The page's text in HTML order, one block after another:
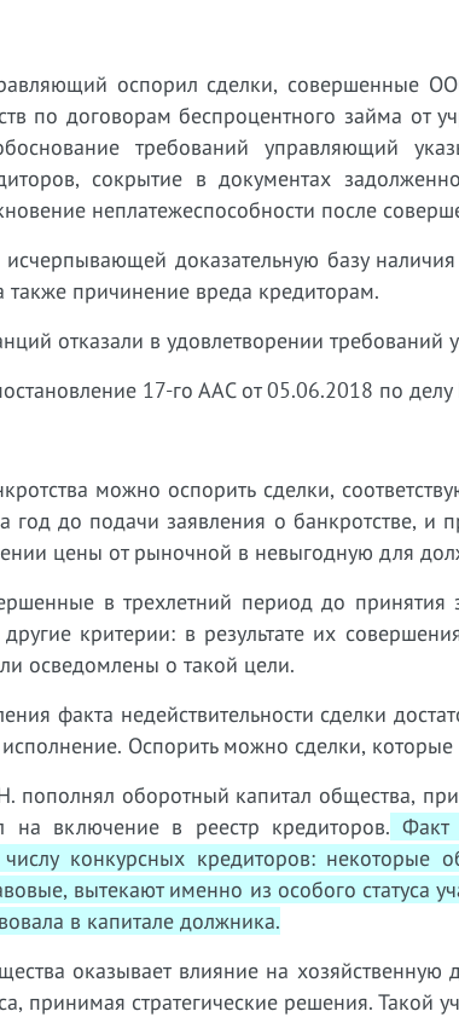
оспорил сделки, совершенные
по договорам беспроцентного займа от
требований управляющий
сокрытие в документах
неплатежеспособности после
доказательную базу
также причинение вреда кредиторам.
отказали в удовлетворении
17-го ААС от 05.06.2018 по
можно оспорить сделки,
год до подачи заявления о банкротстве, и
цены от рыночной в невыгодную для
в трехлетний период до принятия
критерии: в результате их
осведомлены о такой цели.
факта недействительности сделки
Оспорить можно сделки,
пополнял оборотный капитал общества,
на включение в реестр кредиторов. Факт
конкурсных кредиторов: некоторые
вытекают именно из особого статуса
в капитале должника.
оказывает влияние на хозяйственную
принимая стратегические решения. Такой